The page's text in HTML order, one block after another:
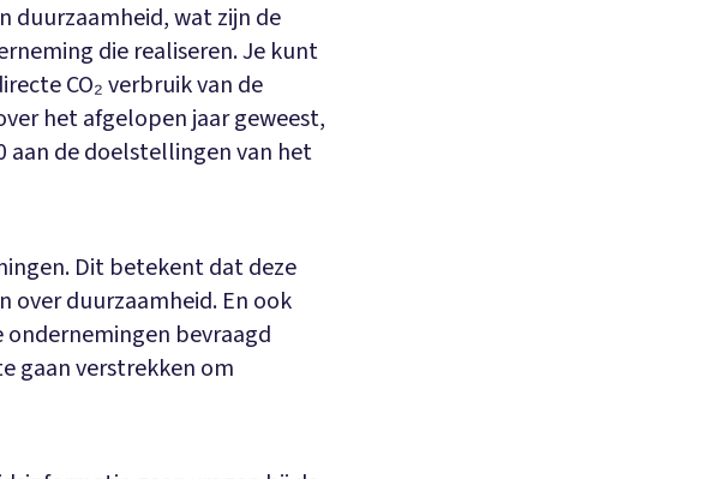
duurzaamheid, wat zijn de
die realiseren. Je kunt
CO₂ verbruik van de
het afgelopen jaar geweest,
aan de doelstellingen van het
Dit betekent dat deze
duurzaamheid. En ook
bevraagd
gaan verstrekken om